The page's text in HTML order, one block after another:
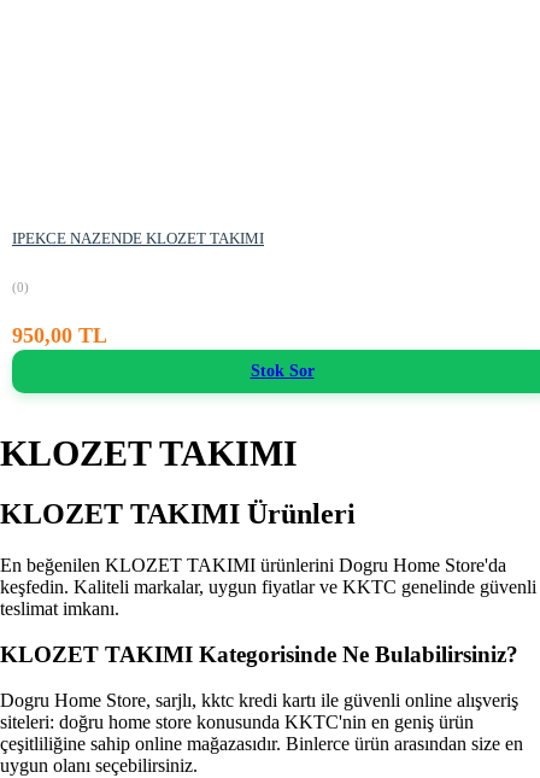
IPEKCE NAZENDE KLOZET TAKIMI
(0)
950,00 TL
Stok Sor
KLOZET TAKIMI
KLOZET TAKIMI Ürünleri
En beğenilen KLOZET TAKIMI ürünlerini Dogru Home Store'da
keşfedin. Kaliteli markalar, uygun fiyatlar ve KKTC genelinde güvenli
teslimat imkanı.
KLOZET TAKIMI Kategorisinde Ne Bulabilirsiniz?
Dogru Home Store, sarjlı, kktc kredi kartı ile güvenli online alışveriş
siteleri: doğru home store konusunda KKTC'nin en geniş ürün
çeşitliliğine sahip online mağazasıdır. Binlerce ürün arasından size en
uygun olanı seçebilirsiniz.